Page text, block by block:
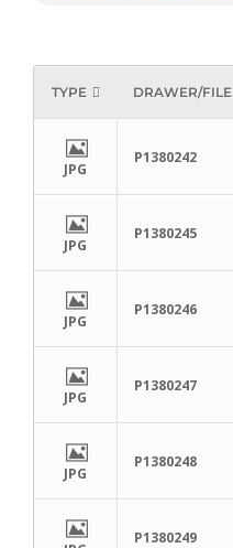
TYPE DRAWER/FILE
JPG
P1380242
JPG
P1380245
JPG
P1380246
JPG
P1380247
JPG
P1380248
P1380249